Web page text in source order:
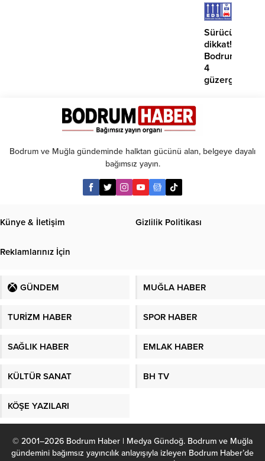
Sürücüler
dikkat!
Bodrum’da
4
güzergahta
Bodrum ve Muğla gündeminde halktan gücünü alan, belgeye dayalı
bağımsız yayın.
Künye & İletişim Gizlilik Politikası
Reklamlarınız İçin
GÜNDEM MUĞLA HABER
TURİZM HABER SPOR HABER
SAĞLIK HABER EMLAK HABER
KÜLTÜR SANAT BH TV
KÖŞE YAZILARI
© 2001–2026 Bodrum Haber | Medya Gündoğ. Bodrum ve Muğla
gündemini bağımsız yayıncılık anlayışıyla izleyen Bodrum Haber’de